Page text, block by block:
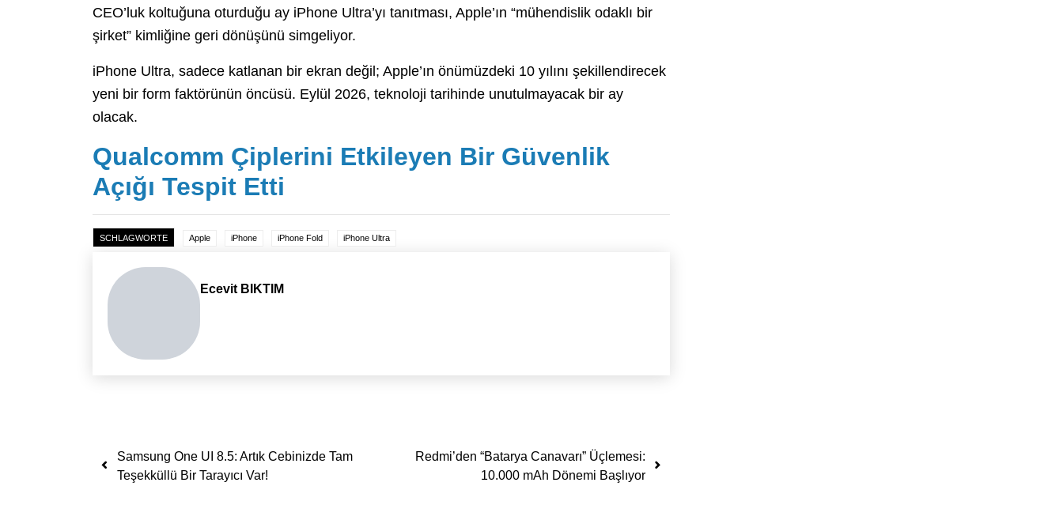
CEO’luk koltuğuna oturduğu ay iPhone Ultra’yı tanıtması, Apple’ın “mühendislik odaklı bir
şirket” kimliğine geri dönüşünü simgeliyor.
iPhone Ultra, sadece katlanan bir ekran değil; Apple’ın önümüzdeki 10 yılını şekillendirecek
yeni bir form faktörünün öncüsü. Eylül 2026, teknoloji tarihinde unutulmayacak bir ay
olacak.
Qualcomm Çiplerini Etkileyen Bir Güvenlik
Açığı Tespit Etti
SCHLAGWORTE Apple iPhone iPhone Fold iPhone Ultra
Ecevit BIKTIM
Yazı dolaşımı
Samsung One UI 8.5: Artık Cebinizde Tam
Teşekküllü Bir Tarayıcı Var!
Redmi’den “Batarya Canavarı” Üçlemesi:
10.000 mAh Dönemi Başlıyor